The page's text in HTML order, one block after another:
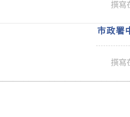
撰寫
市政署
撰寫